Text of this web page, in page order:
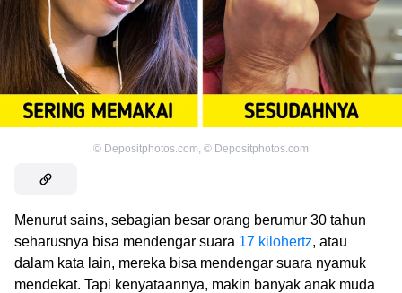
© Depositphotos.com © Depositphotos.com
Menurut sains, sebagian besar orang berumur 30 tahun
seharusnya bisa mendengar suara 17 kilohertz, atau
dalam kata lain, mereka bisa mendengar suara nyamuk
mendekat. Tapi kenyataannya, makin banyak anak muda